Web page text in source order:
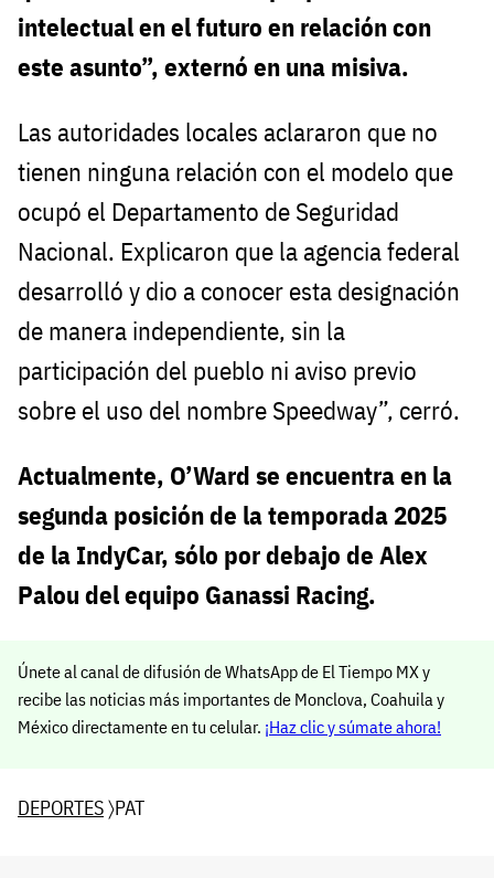
intelectual en el futuro en relación con
este asunto”, externó en una misiva.
Las autoridades locales aclararon que no
tienen ninguna relación con el modelo que
ocupó el Departamento de Seguridad
Nacional. Explicaron que la agencia federal
desarrolló y dio a conocer esta designación
de manera independiente, sin la
participación del pueblo ni aviso previo
sobre el uso del nombre Speedway”, cerró.
Actualmente, O’Ward se encuentra en la
segunda posición de la temporada 2025
de la IndyCar, sólo por debajo de Alex
Palou del equipo Ganassi Racing.
Únete al canal de difusión de WhatsApp de El Tiempo MX y
recibe las noticias más importantes de Monclova, Coahuila y
México directamente en tu celular. ¡Haz clic y súmate ahora!
DEPORTES〉PAT